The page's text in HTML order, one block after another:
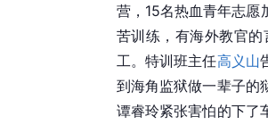
营，15名热血青年志愿
苦训练，有海外教官
工。特训班主任高义山
到海角监狱做一辈子的
谭睿玲紧张害怕的下了